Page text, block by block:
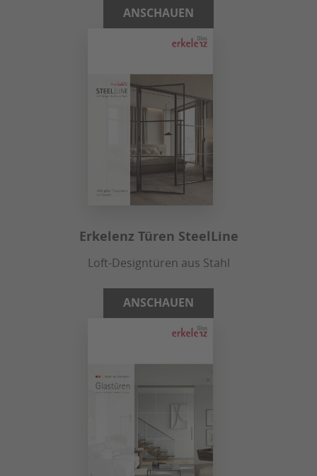
ANSCHAUEN
Erkelenz Türen SteelLine
Loft-Designtüren aus Stahl
ANSCHAUEN